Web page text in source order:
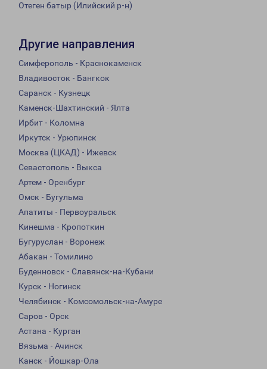
Отеген батыр (Илийский р-н)
Другие направления
Симферополь - Краснокаменск
Владивосток - Бангкок
Саранск - Кузнецк
Каменск-Шахтинский - Ялта
Ирбит - Коломна
Иркутск - Урюпинск
Москва (ЦКАД) - Ижевск
Севастополь - Выкса
Артем - Оренбург
Омск - Бугульма
Апатиты - Первоуральск
Кинешма - Кропоткин
Бугуруслан - Воронеж
Абакан - Томилино
Буденновск - Славянск-на-Кубани
Курск - Ногинск
Челябинск - Комсомольск-на-Амуре
Саров - Орск
Астана - Курган
Вязьма - Ачинск
Канск - Йошкар-Ола